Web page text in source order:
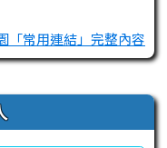
「常用連結」完整內容